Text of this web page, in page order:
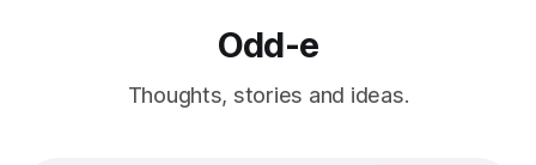
Odd-e
Thoughts, stories and ideas.